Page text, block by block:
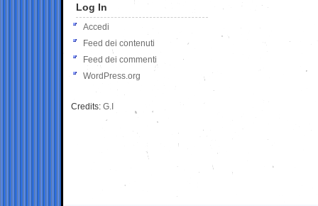
Log In
Accedi
Feed dei contenuti
Feed dei commenti
WordPress.org
Credits: G.I